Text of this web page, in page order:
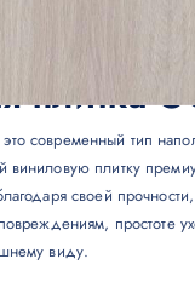
vinyl tile)
плитка
современный тип
плитку
своей
простоте
виду.